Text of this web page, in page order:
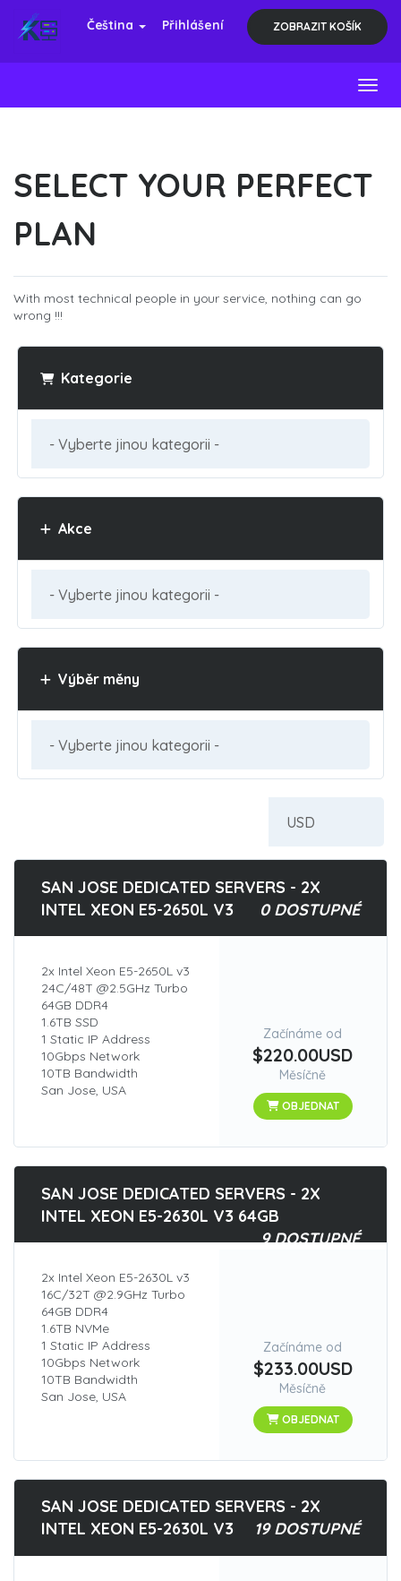
Čeština Přihlášení ZOBRAZIT KOŠÍK
SELECT YOUR PERFECT
PLAN
With most technical people in your service, nothing can go
wrong !!!
Kategorie
Akce
Výběr měny
SAN JOSE DEDICATED SERVERS - 2X
INTEL XEON E5-2650L V3
0 DOSTUPNÉ
2x Intel Xeon E5-2650L v3
24C/48T @2.5GHz Turbo
64GB DDR4
1.6TB SSD
1 Static IP Address
10Gbps Network
10TB Bandwidth
San Jose, USA
Začínáme od
$220.00USD
Měsíčně
OBJEDNAT
SAN JOSE DEDICATED SERVERS - 2X
INTEL XEON E5-2630L V3 64GB
9 DOSTUPNÉ
2x Intel Xeon E5-2630L v3
16C/32T @2.9GHz Turbo
64GB DDR4
1.6TB NVMe
1 Static IP Address
10Gbps Network
10TB Bandwidth
San Jose, USA
Začínáme od
$233.00USD
Měsíčně
OBJEDNAT
SAN JOSE DEDICATED SERVERS - 2X
INTEL XEON E5-2630L V3
19 DOSTUPNÉ